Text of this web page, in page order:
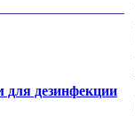
для дезинфекции